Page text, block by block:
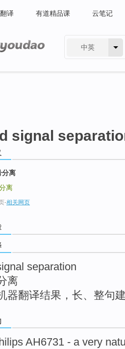
翻译 有道精品课 云笔记
中英
signal
分离
离
-相关网页
separation
离
器翻译结果，长、整句
AH6731 - a very